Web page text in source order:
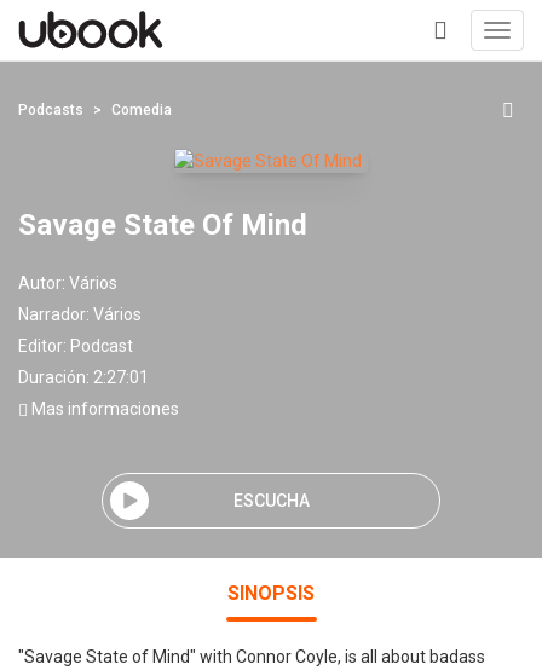
+
Podcasts Comedia
Savage State Of Mind
Autor: Vários
Narrador: Vários
Editor: Podcast
Duración: 2:27:01
Mas informaciones
ESCUCHA
SINOPSIS
"Savage State of Mind" with Connor Coyle, is all about badass